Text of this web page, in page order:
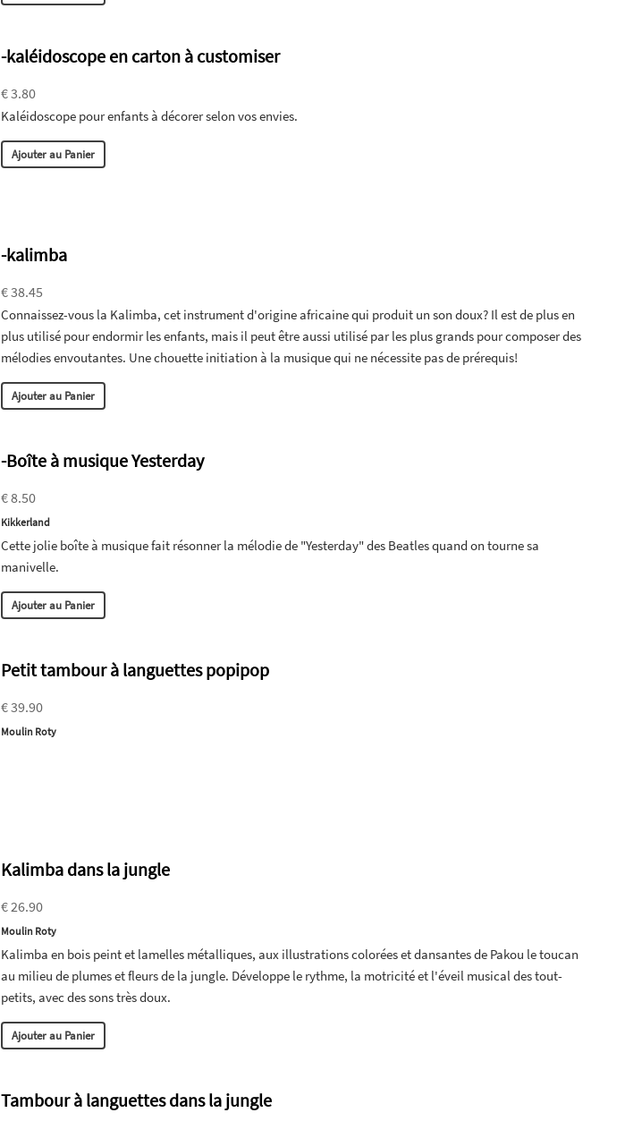
-kaléidoscope en carton à customiser
€ 3.80
Kaléidoscope pour enfants à décorer selon vos envies.
Ajouter au Panier
-kalimba
€ 38.45
Connaissez-vous la Kalimba, cet instrument d'origine africaine qui produit un son doux? Il est de plus en
plus utilisé pour endormir les enfants, mais il peut être aussi utilisé par les plus grands pour composer des
mélodies envoutantes. Une chouette initiation à la musique qui ne nécessite pas de prérequis!
Ajouter au Panier
-Boîte à musique Yesterday
€ 8.50
Kikkerland
Cette jolie boîte à musique fait résonner la mélodie de "Yesterday" des Beatles quand on tourne sa
manivelle.
Ajouter au Panier
Petit tambour à languettes popipop
€ 39.90
Moulin Roty
Kalimba dans la jungle
€ 26.90
Moulin Roty
Kalimba en bois peint et lamelles métalliques, aux illustrations colorées et dansantes de Pakou le toucan
au milieu de plumes et fleurs de la jungle. Développe le rythme, la motricité et l'éveil musical des tout-
petits, avec des sons très doux.
Ajouter au Panier
Tambour à languettes dans la jungle